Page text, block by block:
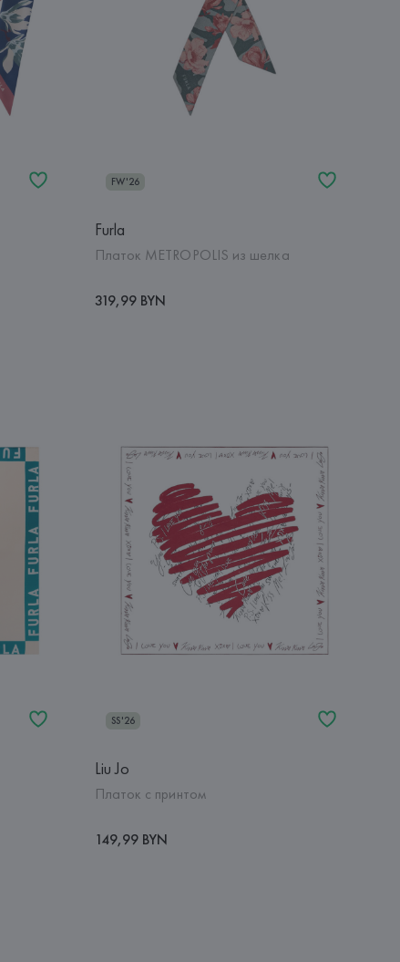
FW'26
Furla
Платок METROPOLIS из шелка
319,99 BYN
SS'26
Liu Jo
Платок с принтом
149,99 BYN